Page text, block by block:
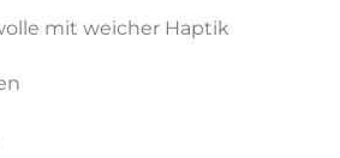
mit weicher Haptik